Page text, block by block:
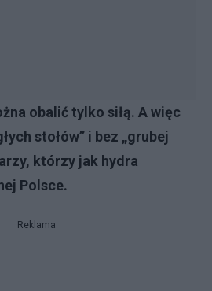
obalić tylko siłą. A więc
stołów” i bez „grubej
którzy jak hydra
Polsce.
Reklama